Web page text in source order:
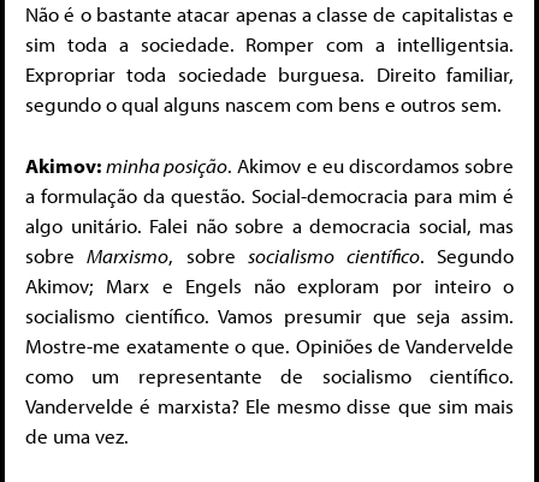
Não é o bastante atacar apenas a classe de capitalistas e
sim toda a sociedade. Romper com a intelligentsia.
Expropriar toda sociedade burguesa. Direito familiar,
segundo o qual alguns nascem com bens e outros sem.
Akimov:minha posição. Akimov e eu discordamos sobre
a formulação da questão. Social-democracia para mim é
algo unitário. Falei não sobre a democracia social, mas
sobreMarxismo, sobresocialismo científico. Segundo
Akimov; Marx e Engels não exploram por inteiro o
socialismo científico. Vamos presumir que seja assim.
Mostre-me exatamente o que. Opiniões de Vandervelde
como um representante de socialismo científico.
Vandervelde é marxista? Ele mesmo disse que sim mais
de uma vez.